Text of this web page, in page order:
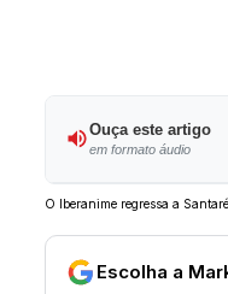
Ouça este artigo
em formato áudio
O Iberanime regressa a
Escolha a